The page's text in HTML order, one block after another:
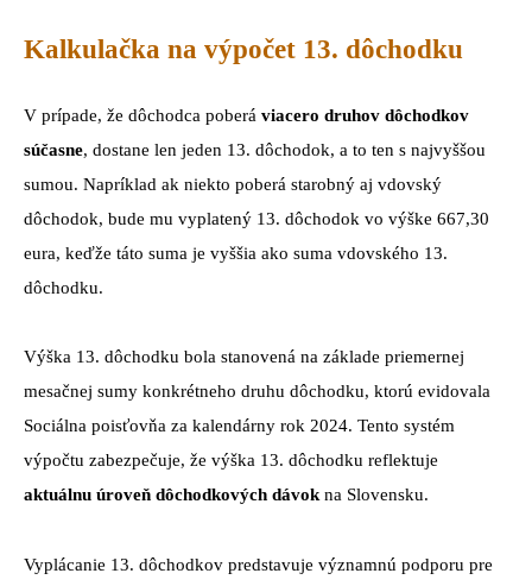
Kalkulačka na výpočet 13. dôchodku
V prípade, že dôchodca poberá viacero druhov dôchodkov
súčasne, dostane len jeden 13. dôchodok, a to ten s najvyššou
sumou. Napríklad ak niekto poberá starobný aj vdovský
dôchodok, bude mu vyplatený 13. dôchodok vo výške 667,30
eura, keďže táto suma je vyššia ako suma vdovského 13.
dôchodku.
Výška 13. dôchodku bola stanovená na základe priemernej
mesačnej sumy konkrétneho druhu dôchodku, ktorú evidovala
Sociálna poisťovňa za kalendárny rok 2024. Tento systém
výpočtu zabezpečuje, že výška 13. dôchodku reflektuje
aktuálnu úroveň dôchodkových dávokna Slovensku.
Vyplácanie 13. dôchodkov predstavuje významnú podporu pre